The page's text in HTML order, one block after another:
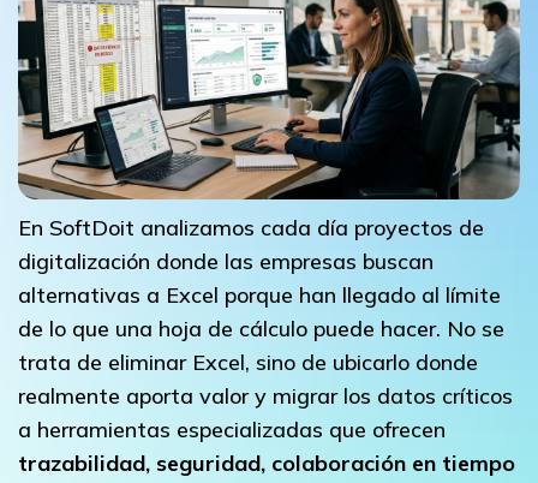
En SoftDoit analizamos cada día proyectos de
digitalización donde las empresas buscan
alternativas a Excel porque han llegado al límite
de lo que una hoja de cálculo puede hacer. No se
trata de eliminar Excel, sino de ubicarlo donde
realmente aporta valor y migrar los datos críticos
a herramientas especializadas que ofrecen
trazabilidad, seguridad, colaboración en tiempo